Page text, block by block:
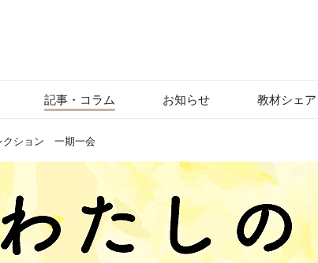
記事・コラム お知らせ 教材シェア
クション 一期一会